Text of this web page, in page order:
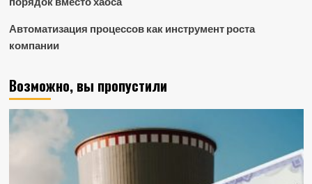
Автоматизация процессов как инструмент роста
компании
Возможно, вы пропустили